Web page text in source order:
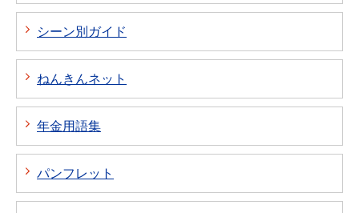
シーン別ガイド
ねんきんネット
年金用語集
パンフレット